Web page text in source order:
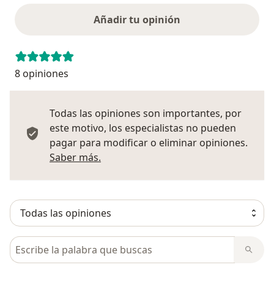
Añadir tu opinión
8 opiniones
Todas las opiniones son importantes, por
este motivo, los especialistas no pueden
pagar para modificar o eliminar opiniones.
Saber más.
Busca en opiniones